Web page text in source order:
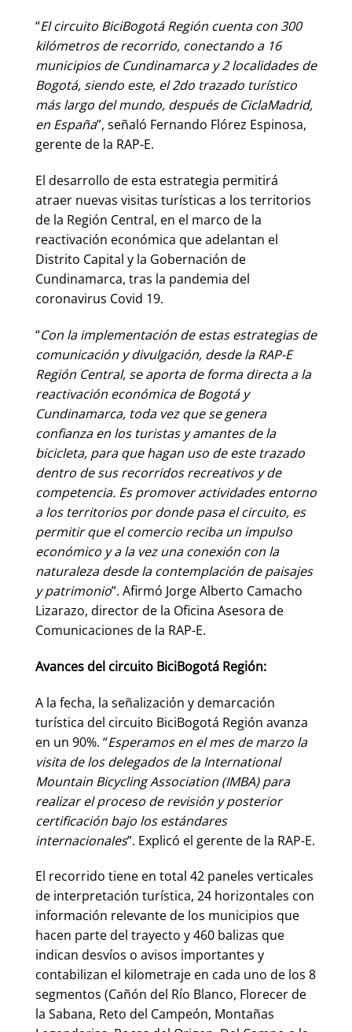
“El circuito BiciBogotá Región cuenta con 300
kilómetros de recorrido, conectando a 16
municipios de Cundinamarca y 2 localidades de
Bogotá, siendo este, el 2do trazado turístico
más largo del mundo, después de CiclaMadrid,
en España”, señaló Fernando Flórez Espinosa,
gerente de la RAP-E.
El desarrollo de esta estrategia permitirá
atraer nuevas visitas turísticas a los territorios
de la Región Central, en el marco de la
reactivación económica que adelantan el
Distrito Capital y la Gobernación de
Cundinamarca, tras la pandemia del
coronavirus Covid 19.
“Con la implementación de estas estrategias de
comunicación y divulgación, desde la RAP-E
Región Central, se aporta de forma directa a la
reactivación económica de Bogotá y
Cundinamarca, toda vez que se genera
confianza en los turistas y amantes de la
bicicleta, para que hagan uso de este trazado
dentro de sus recorridos recreativos y de
competencia. Es promover actividades entorno
a los territorios por donde pasa el circuito, es
permitir que el comercio reciba un impulso
económico y a la vez una conexión con la
naturaleza desde la contemplación de paisajes
y patrimonio”. Afirmó Jorge Alberto Camacho
Lizarazo, director de la Oficina Asesora de
Comunicaciones de la RAP-E.
Avances del circuito BiciBogotá Región:
A la fecha, la señalización y demarcación
turística del circuito BiciBogotá Región avanza
en un 90%. “Esperamos en el mes de marzo la
visita de los delegados de la International
Mountain Bicycling Association (IMBA) para
realizar el proceso de revisión y posterior
certificación bajo los estándares
internacionales”. Explicó el gerente de la RAP-E.
El recorrido tiene en total 42 paneles verticales
de interpretación turística, 24 horizontales con
información relevante de los municipios que
hacen parte del trayecto y 460 balizas que
indican desvíos o avisos importantes y
contabilizan el kilometraje en cada uno de los 8
segmentos (Cañón del Río Blanco, Florecer de
la Sabana, Reto del Campeón, Montañas